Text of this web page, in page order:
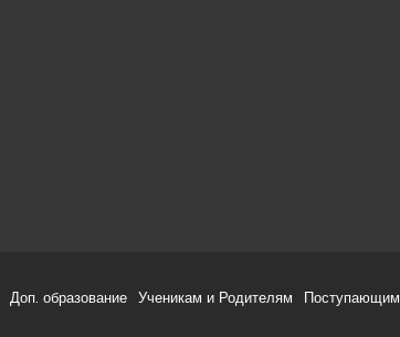
Доп. образование Ученикам и Родителям Поступающим